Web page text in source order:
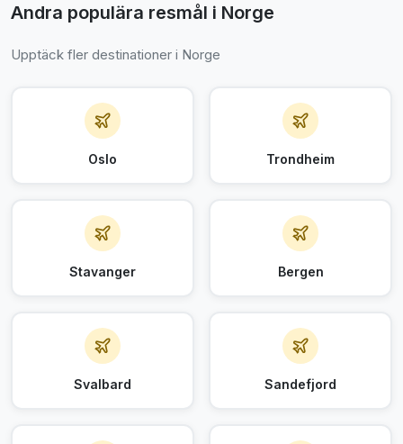
Andra populära resmål i Norge
Upptäck fler destinationer i Norge
Oslo Trondheim
Stavanger Bergen
Svalbard Sandefjord